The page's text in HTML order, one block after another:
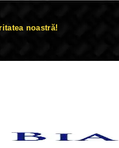
noastră!